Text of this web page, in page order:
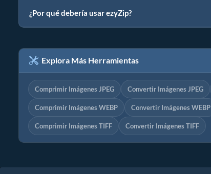
¿Por qué debería usar ezyZip?
Explora Más Herramientas
Comprimir Imágenes JPEG Convertir Imágenes JPEG
Comprimir Imágenes WEBP Convertir Imágenes WEBP
Comprimir Imágenes TIFF Convertir Imágenes TIFF